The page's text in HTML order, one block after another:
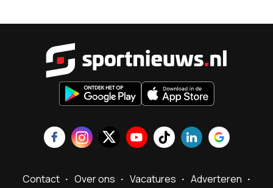
Contact Over ons Vacatures Adverteren